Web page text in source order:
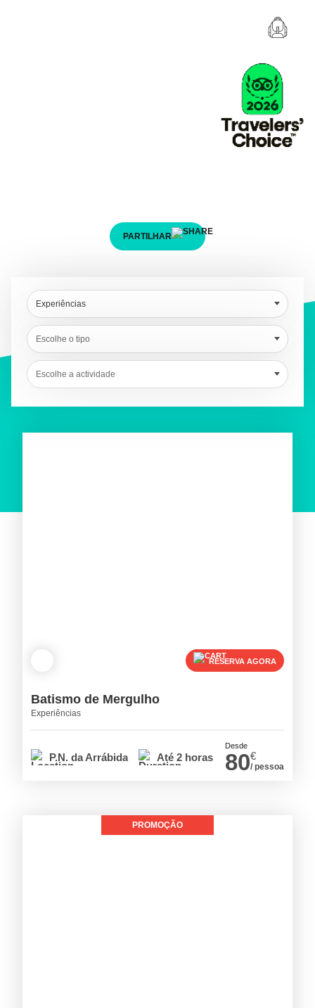
Descobre a tua próxima
PARTILHAR
Experiências
Escolhe o tipo
Escolhe a actividade
RESERVA AGORA
Batismo de Mergulho
Experiências
P.N. da Arrábida Até 2 horas
Desde
80€
/ pessoa
PROMOÇÃO